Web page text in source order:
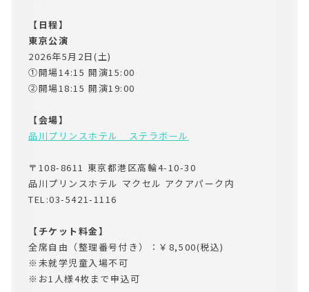
【日程】
東京公演
2026年5月2日(土)
①開場14:15 開演15:00
②開場18:15 開演19:00
【会場】
品川プリンスホテル　ステラボール
〒108-8611 東京都港区高輪4-10-30
品川プリンスホテル マクセル アクアパーク内
TEL:03-5421-1116
【チケット料金】
全席自由（整理番号付き）：￥8,500(税込)
※未就学児童入場不可
※お1人様4枚まで申込可